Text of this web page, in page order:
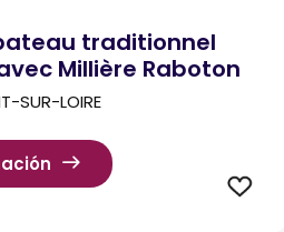
traditionnel
Millière Raboton
SUR-LOIRE